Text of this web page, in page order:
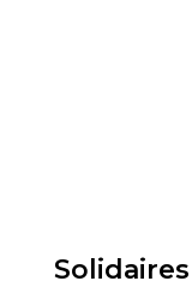
Solidaires